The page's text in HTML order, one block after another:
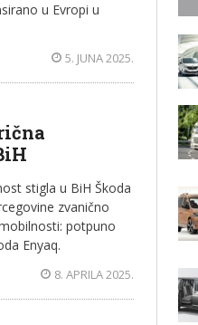
u Evropi u
5. JUNA 2025.
stigla u BiH Škoda
zvanično
potpuno
Enyaq.
8. APRILA 2025.